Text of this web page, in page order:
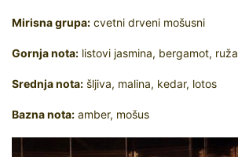
Mirisna grupa: cvetni drveni mošusni
Gornja nota: listovi jasmina, bergamot, ruža
Srednja nota: šljiva, malina, kedar, lotos
Bazna nota: amber, mošus